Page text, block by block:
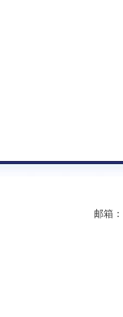
邮箱：